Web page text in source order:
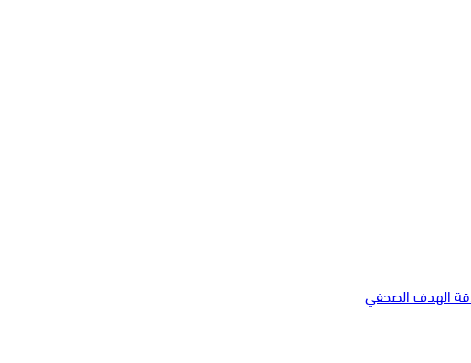
الهدف الصحفي